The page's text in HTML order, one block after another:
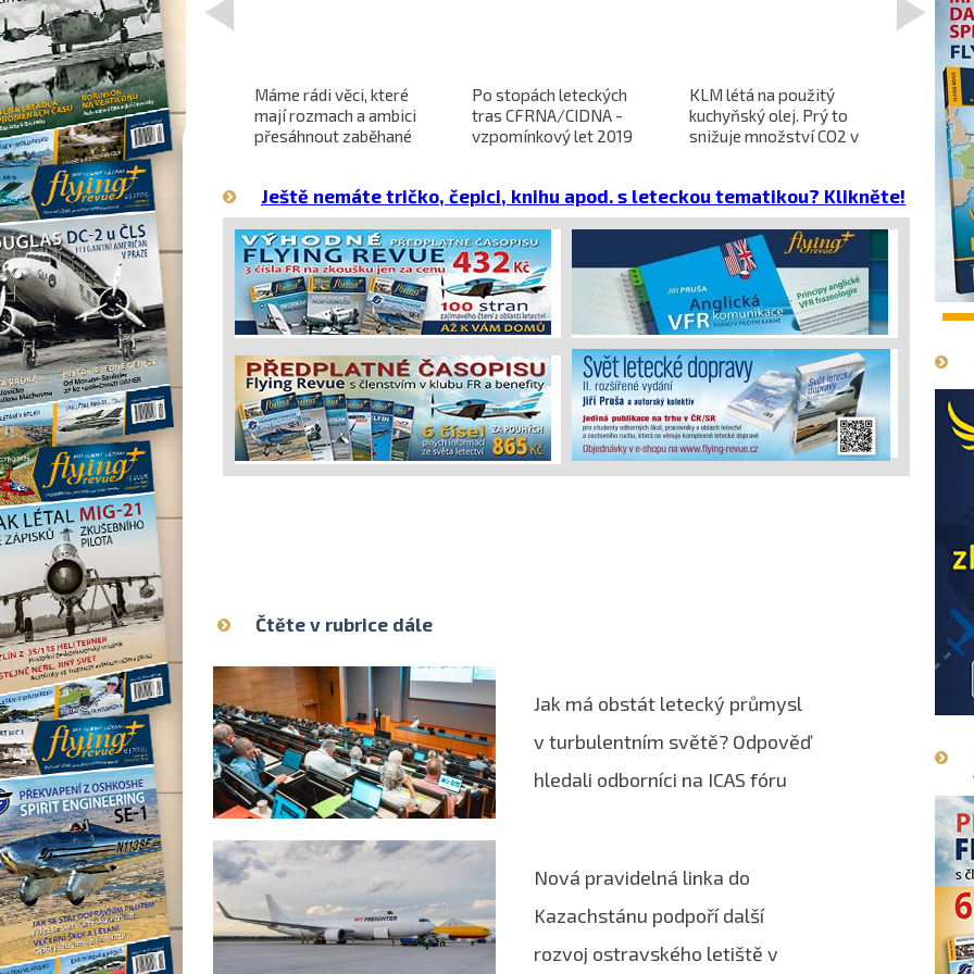
Projekt nadzvukového
letounu X-59 QueSST
směřuje k prvnímu letu
Máme rádi věci, které
mají rozmach a ambici
přesáhnout zaběhané
Po stopách leteckých
tras CFRNA/CIDNA -
vzpomínkový let 2019
KLM létá na použitý
kuchyňský olej. Prý to
snižuje množství CO2 v
L-610
projekt
Ještě nemáte tričko, čepici, knihu apod. s leteckou tematikou? Klikněte!
Čtěte v rubrice dále
Jak má obstát letecký průmysl
v turbulentním světě? Odpověď
hledali odborníci na ICAS fóru
Nová pravidelná linka do
Kazachstánu podpoří další
rozvoj ostravského letiště v
1